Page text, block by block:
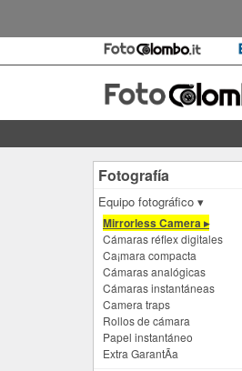
Fotografía
Equipo fotográfico ▾
Mirrorless Camera ▸
Cámaras réflex digitales
Ca¡mara compacta
Cámaras analógicas
Cámaras instantáneas
Camera traps
Rollos de cámara
Papel instantáneo
Extra GarantÃ­a